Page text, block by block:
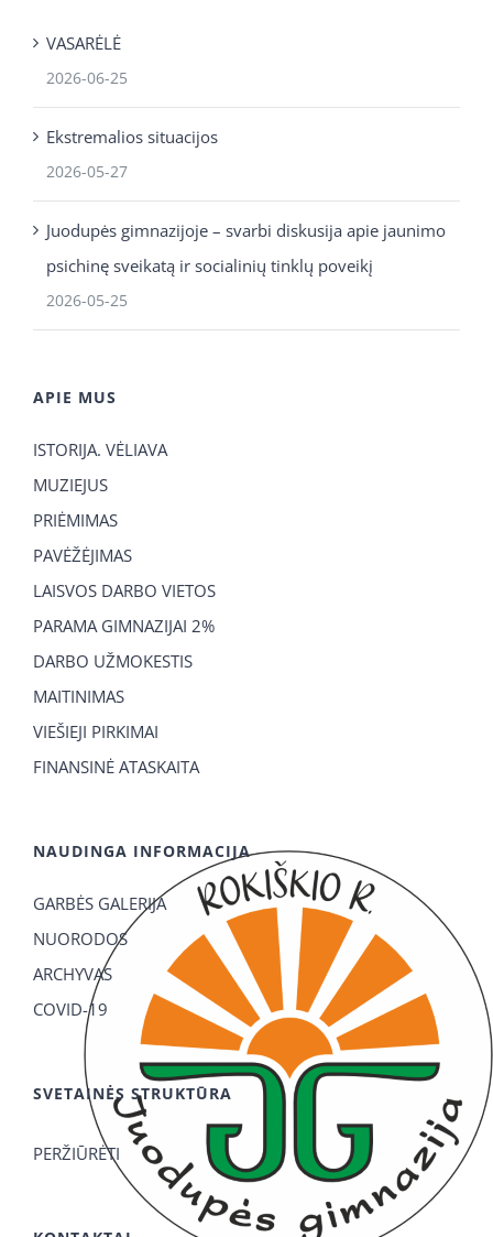
VASARĖLĖ
2026-06-25
Ekstremalios situacijos
2026-05-27
Juodupės gimnazijoje – svarbi diskusija apie jaunimo
psichinę sveikatą ir socialinių tinklų poveikį
2026-05-25
APIE MUS
ISTORIJA. VĖLIAVA
MUZIEJUS
PRIĖMIMAS
PAVĖŽĖJIMAS
LAISVOS DARBO VIETOS
PARAMA GIMNAZIJAI 2%
DARBO UŽMOKESTIS
MAITINIMAS
VIEŠIEJI PIRKIMAI
FINANSINĖ ATASKAITA
NAUDINGA INFORMACIJA
GARBĖS GALERIJA
NUORODOS
ARCHYVAS
COVID-19
SVETAINĖS STRUKTŪRA
PERŽIŪRĖTI